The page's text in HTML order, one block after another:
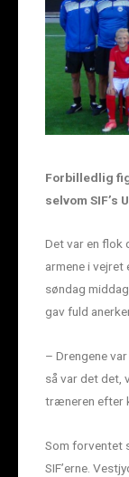
Forbilledlig
selvom SIF’s
Det var en flok
armene i
søndag
gav fuld
– Drengene
så var det det,
træneren efter
Som forventet
SIF’erne.